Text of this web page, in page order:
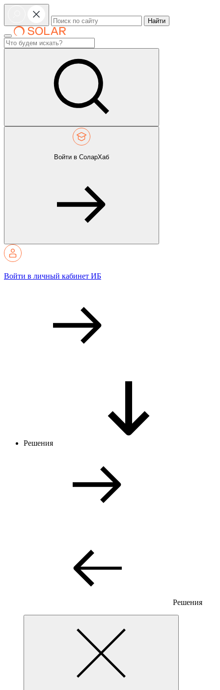
Найти
Войти в СоларХаб
Войти в личный кабинет ИБ
Решения
Решения